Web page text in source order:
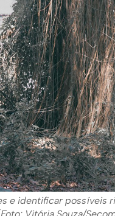
e identificar possíveis
Vitória Souza/